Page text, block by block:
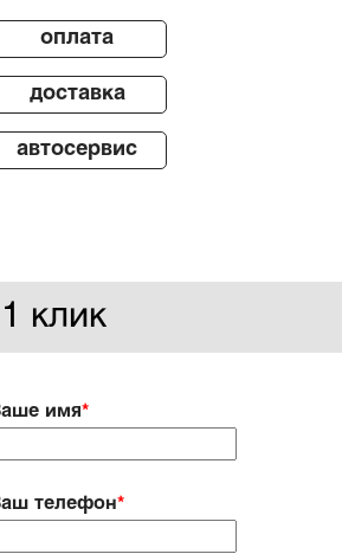
оплата
доставка
автосервис
клик
имя*
телефон*